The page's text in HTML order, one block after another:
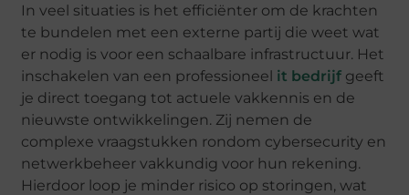
In veel situaties is het efficiënter om de krachten
te bundelen met een externe partij die weet wat
er nodig is voor een schaalbare infrastructuur. Het
inschakelen van een professioneel it bedrijf geeft
je direct toegang tot actuele vakkennis en de
nieuwste ontwikkelingen. Zij nemen de
complexe vraagstukken rondom cybersecurity en
netwerkbeheer vakkundig voor hun rekening.
Hierdoor loop je minder risico op storingen, wat